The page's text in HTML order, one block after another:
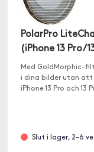
PolarPro
(iPhone 13 Pro/
Med GoldMorphic-
i dina bilder utan att
iPhone 13 Pro och 13
Slut i lager, 2-6